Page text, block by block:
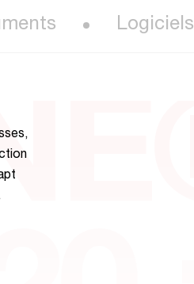
Logiciels